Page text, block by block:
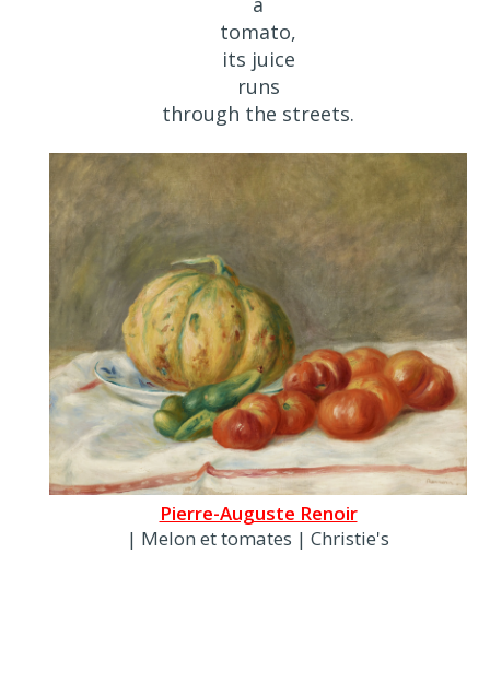
tomato,
its juice
runs
through the streets.
Pierre-Auguste Renoir
| Melon et tomates | Christie's